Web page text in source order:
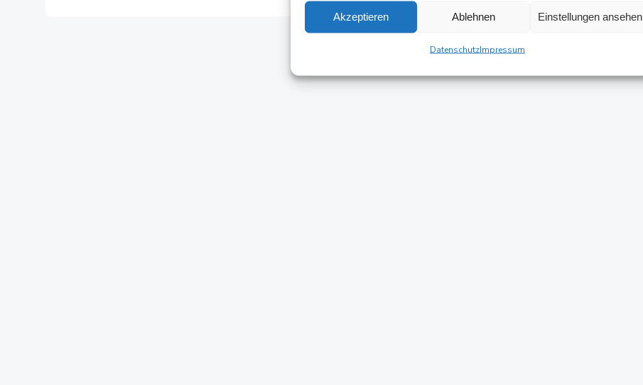
Akzeptieren Ablehnen Einstellungen ansehen
DatenschutzImpressum